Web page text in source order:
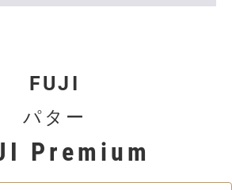
FUJI
パター
Premium